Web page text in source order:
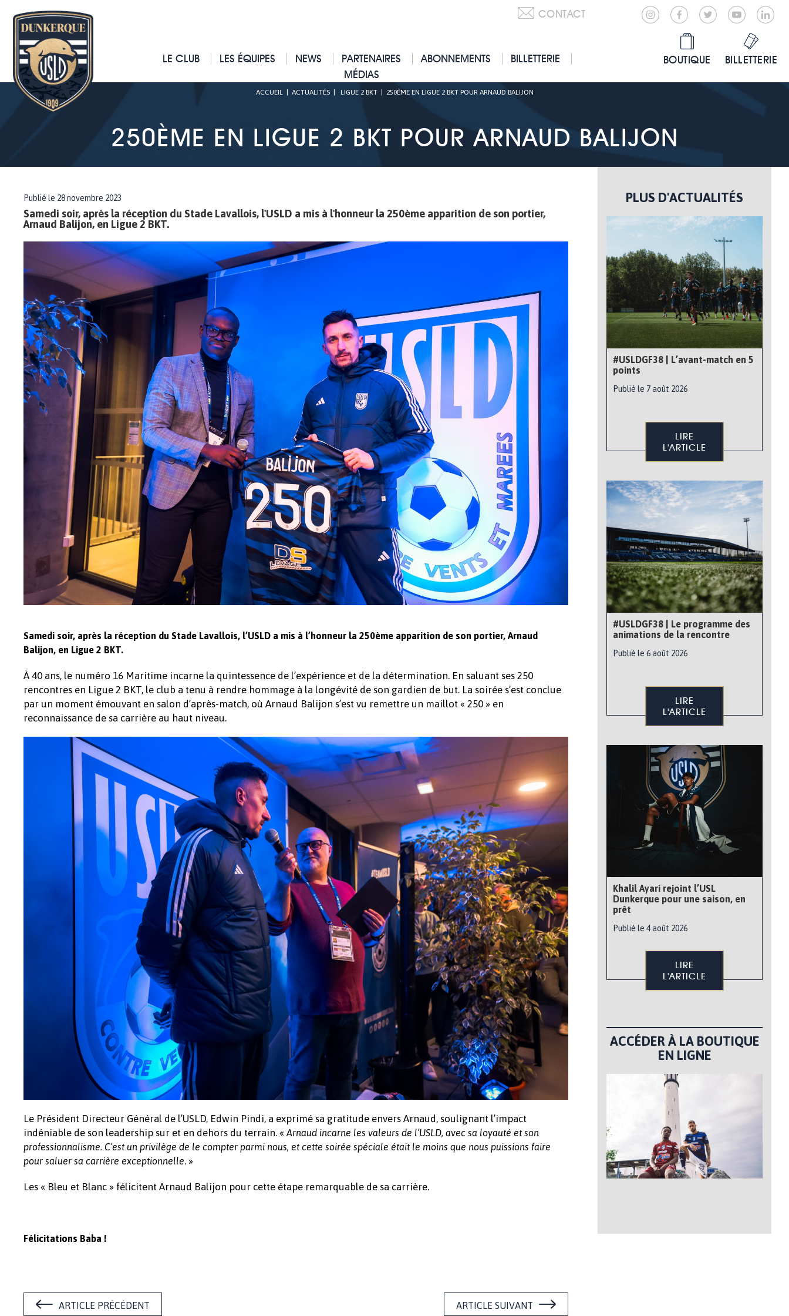
CONTACT
LE CLUB LES ÉQUIPES NEWS PARTENAIRES ABONNEMENTS
BILLETTERIE
MÉDIAS
BOUTIQUE BILLETTERIE
ACCUEIL| ACTUALITÉS| LIGUE 2 BKT| 250ÈME EN LIGUE 2 BKT POUR ARNAUD BALIJON
250ÈME EN LIGUE 2 BKT POUR ARNAUD BALIJON
Publié le 28 novembre 2023
Samedi soir, après la réception du Stade Lavallois, l'USLD a mis à l'honneur la 250ème apparition de son portier,
Arnaud Balijon, en Ligue 2 BKT.
Samedi soir, après la réception du Stade Lavallois, l’USLD a mis à l’honneur la 250ème apparition de son portier, Arnaud
Balijon, en Ligue 2 BKT.
À 40 ans, le numéro 16 Maritime incarne la quintessence de l’expérience et de la détermination. En saluant ses 250
rencontres en Ligue 2 BKT, le club a tenu à rendre hommage à la longévité de son gardien de but. La soirée s’est conclue
par un moment émouvant en salon d’après-match, où Arnaud Balijon s’est vu remettre un maillot « 250 » en
reconnaissance de sa carrière au haut niveau.
Le Président Directeur Général de l’USLD, Edwin Pindi, a exprimé sa gratitude envers Arnaud, soulignant l’impact
indéniable de son leadership sur et en dehors du terrain. « Arnaud incarne les valeurs de l’USLD, avec sa loyauté et son
professionnalisme. C’est un privilège de le compter parmi nous, et cette soirée spéciale était le moins que nous puissions faire
pour saluer sa carrière exceptionnelle. »
Les « Bleu et Blanc » félicitent Arnaud Balijon pour cette étape remarquable de sa carrière.
Félicitations Baba !
ARTICLE PRÉCÉDENT ARTICLE SUIVANT
PLUS D'ACTUALITÉS
#USLDGF38 | L’avant-match en 5
points
Publié le 7 août 2026
LIRE
L'ARTICLE
#USLDGF38 | Le programme des
animations de la rencontre
Publié le 6 août 2026
LIRE
L'ARTICLE
Khalil Ayari rejoint l’USL
Dunkerque pour une saison, en
prêt
Publié le 4 août 2026
LIRE
L'ARTICLE
ACCÉDER À LA BOUTIQUE
EN LIGNE